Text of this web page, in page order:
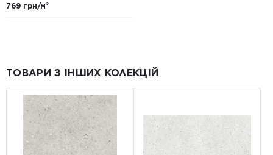
769 грн/м²
ТОВАРИ З ІНШИХ КОЛЕКЦІЙ